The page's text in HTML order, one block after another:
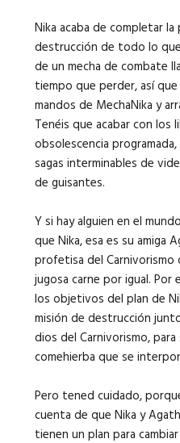
Nika acaba de completar
destrucción de todo lo
de un mecha de combate
tiempo que perder, así
mandos de MechaNika y
Tenéis que acabar con los
obsolescencia
sagas interminables de
de guisantes.
Y si hay alguien en el
que Nika, esa es su amiga
profetisa del Carnivorismo
jugosa carne por igual.
los objetivos del plan de
misión de destrucción
dios del Carnivorismo,
comehierba que se
Pero tened cuidado,
cuenta de que Nika y
tienen un plan para